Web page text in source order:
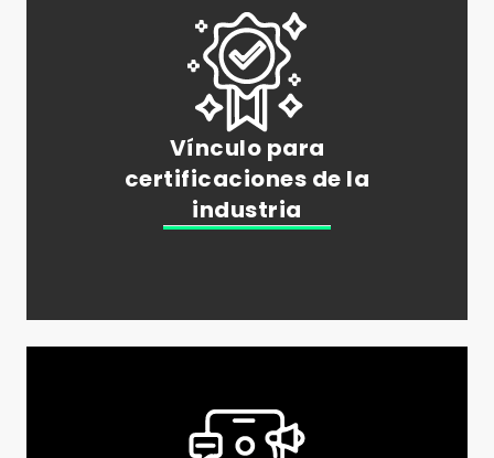
Vínculo para
certificaciones de la
industria